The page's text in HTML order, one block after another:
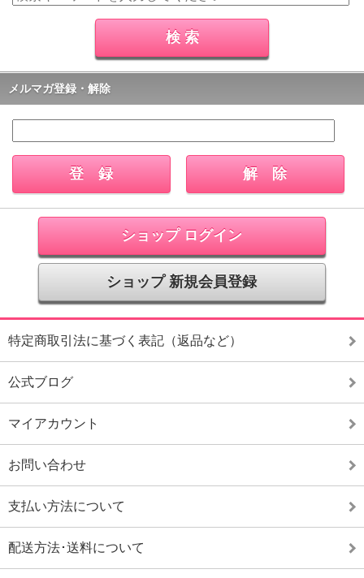
メルマガ登録・解除
ショップ ログイン
ショップ 新規会員登録
特定商取引法に基づく表記（返品など）
公式ブログ
マイアカウント
お問い合わせ
支払い方法について
配送方法･送料について